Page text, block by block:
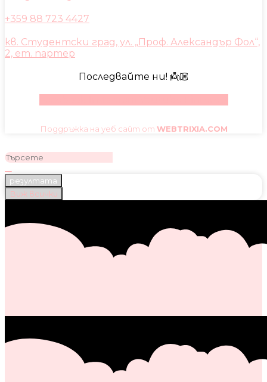
+359 88 723 4427
кв. Студентски град, ул. „Проф. Александър Фол“,
2, ет. партер
Последвайте ни! 👼🏼
Поддръжка на уеб сайт от WEBTRIXIA.COM
резултата
Виж всички